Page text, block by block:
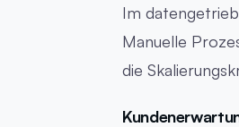
Im
Manuelle
die